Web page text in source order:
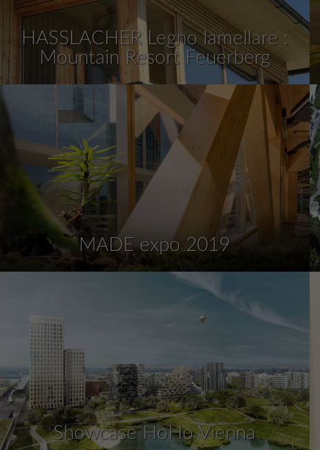
HASSLACHER Legno lamellare :
Mountain Resort Feuerberg
MADE expo 2019
Showcase HoHo Vienna